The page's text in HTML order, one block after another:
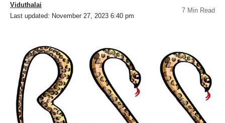
Last updated: November 27, 2023 6:40 pm
Viduthalai
7 Min Read